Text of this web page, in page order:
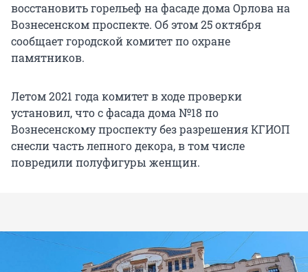
восстановить горельеф на фасаде дома Орлова на
Вознесенском проспекте. Об этом 25 октября
сообщает городской комитет по охране
памятников.
Летом 2021 года комитет в ходе проверки
установил, что с фасада дома №18 по
Вознесенскому проспекту без разрешения КГИОП
снесли часть лепного декора, в том числе
повредили полуфигуры женщин.